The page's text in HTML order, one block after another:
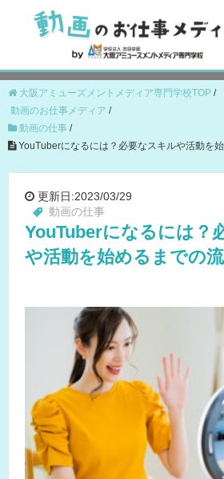
大阪アミューズメントメディア専門学校TOP /
動画のお仕事メディア /
動画の仕事 /
YouTuberになるには？必要なスキルや活動を
更新日:2023/03/29
動画の仕事
YouTuberになるには？
や活動を始めるまでの